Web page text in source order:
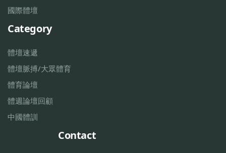
國際體壇
Category
體壇速遞
體壇脈搏/大眾體育
體育論壇
體週論壇回顧
中國體訓
Contact